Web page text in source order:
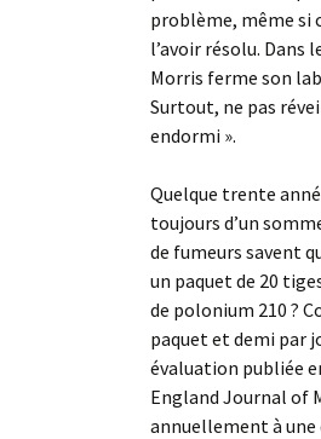
problème, même si
l’avoir résolu. Dans
Morris ferme son
Surtout, ne pas
endormi ».
Quelque trente
toujours d’un
de fumeurs savent
un paquet de 20
de polonium 210 ?
paquet et demi par
évaluation publiée
England Journal of
annuellement à